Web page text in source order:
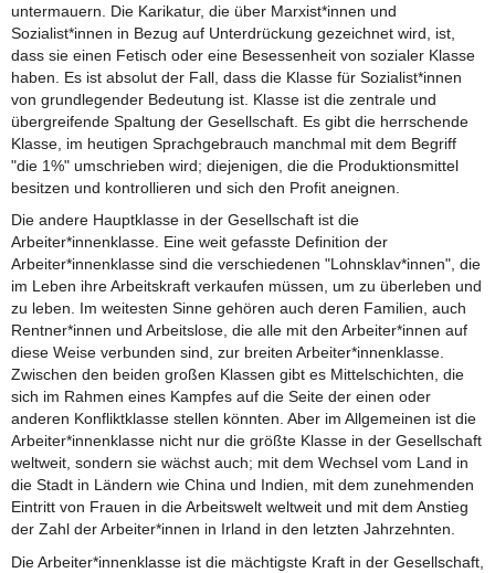
untermauern. Die Karikatur, die über Marxist*innen und
Sozialist*innen in Bezug auf Unterdrückung gezeichnet wird, ist,
dass sie einen Fetisch oder eine Besessenheit von sozialer Klasse
haben. Es ist absolut der Fall, dass die Klasse für Sozialist*innen
von grundlegender Bedeutung ist. Klasse ist die zentrale und
übergreifende Spaltung der Gesellschaft. Es gibt die herrschende
Klasse, im heutigen Sprachgebrauch manchmal mit dem Begriff
"die 1%" umschrieben wird; diejenigen, die die Produktionsmittel
besitzen und kontrollieren und sich den Profit aneignen.
Die andere Hauptklasse in der Gesellschaft ist die
Arbeiter*innenklasse. Eine weit gefasste Definition der
Arbeiter*innenklasse sind die verschiedenen "Lohnsklav*innen", die
im Leben ihre Arbeitskraft verkaufen müssen, um zu überleben und
zu leben. Im weitesten Sinne gehören auch deren Familien, auch
Rentner*innen und Arbeitslose, die alle mit den Arbeiter*innen auf
diese Weise verbunden sind, zur breiten Arbeiter*innenklasse.
Zwischen den beiden großen Klassen gibt es Mittelschichten, die
sich im Rahmen eines Kampfes auf die Seite der einen oder
anderen Konfliktklasse stellen könnten. Aber im Allgemeinen ist die
Arbeiter*innenklasse nicht nur die größte Klasse in der Gesellschaft
weltweit, sondern sie wächst auch; mit dem Wechsel vom Land in
die Stadt in Ländern wie China und Indien, mit dem zunehmenden
Eintritt von Frauen in die Arbeitswelt weltweit und mit dem Anstieg
der Zahl der Arbeiter*innen in Irland in den letzten Jahrzehnten.
Die Arbeiter*innenklasse ist die mächtigste Kraft in der Gesellschaft,